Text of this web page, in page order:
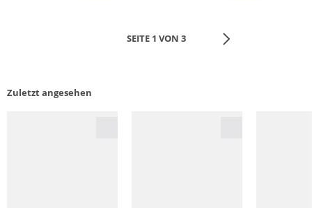
SEITE 1 VON 3
Zuletzt angesehen